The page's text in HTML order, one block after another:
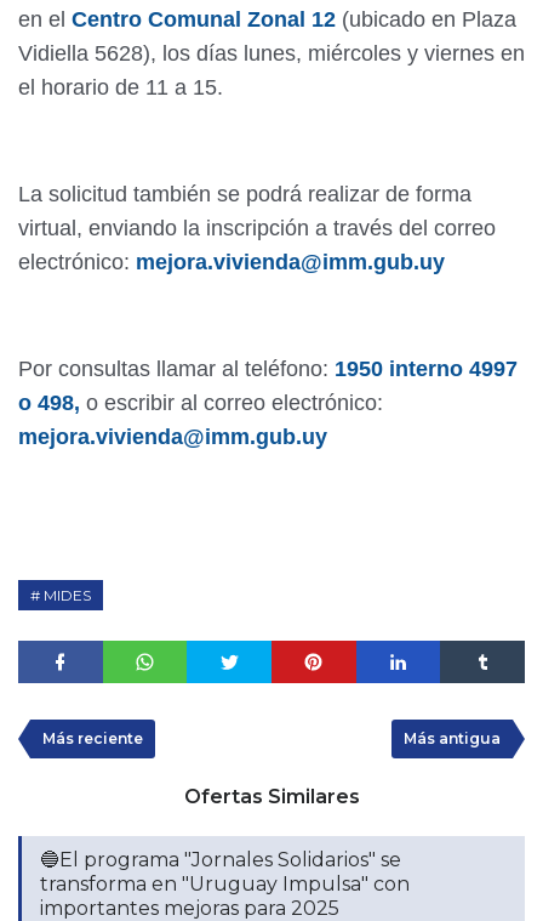
en el Centro Comunal Zonal 12 (ubicado en Plaza
Vidiella 5628), los días lunes, miércoles y viernes en
el horario de 11 a 15.
La solicitud también se podrá realizar de forma
virtual, enviando la inscripción a través del correo
electrónico: mejora.vivienda@imm.gub.uy
Por consultas llamar al teléfono: 1950 interno 4997
o 498, o escribir al correo electrónico:
mejora.vivienda@imm.gub.uy
MIDES
Más reciente Más antigua
Ofertas Similares
🔵El programa "Jornales Solidarios" se
transforma en "Uruguay Impulsa" con
importantes mejoras para 2025